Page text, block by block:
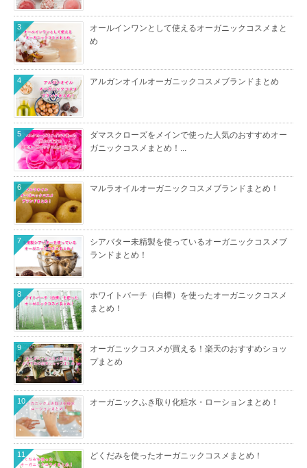
オールインワンとして使えるオーガニックコスメまと
め
3
アルガンオイルオーガニックコスメブランドまとめ
4
ダマスクローズをメインで使った人気のおすすめオー
ガニックコスメまとめ！...
5
マルラオイルオーガニックコスメブランドまとめ！
6
シアバター未精製を使っているオーガニックコスメブ
ランドまとめ！
7
ホワイトバーチ（白樺）を使ったオーガニックコスメ
まとめ！
8
オーガニックコスメが買える！楽天のおすすめショッ
プまとめ
9
オーガニックふき取り化粧水・ローションまとめ！
10
どくだみを使ったオーガニックコスメまとめ！
11